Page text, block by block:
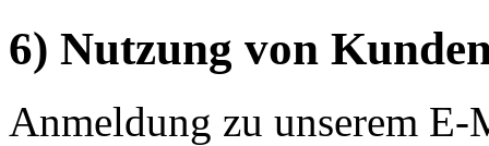
6) Nutzung von
Anmeldung zu unserem